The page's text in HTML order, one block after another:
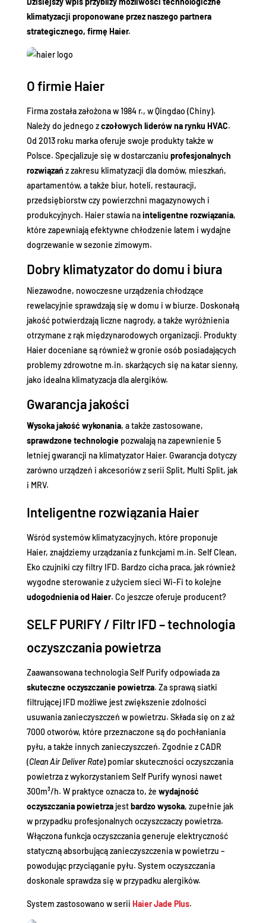
klimatyzacji proponowane przez naszego partnera
strategicznego, firmę Haier.
O firmie Haier
Firma została założona w 1984 r., w Qingdao (Chiny).
Należy do jednego zczołowych liderów na rynku HVAC.
Od 2013 roku marka oferuje swoje produkty także w
Polsce. Specjalizuje się w dostarczaniu profesjonalnych
rozwiązań z zakresu klimatyzacji dla domów, mieszkań,
apartamentów, a także biur, hoteli, restauracji,
przedsiębiorstw czy powierzchni magazynowych i
produkcyjnych. Haier stawia nainteligentne rozwiązania,
które zapewniają efektywne chłodzenie latem i wydajne
dogrzewanie w sezonie zimowym.
Dobry klimatyzator do domu i biura
Niezawodne, nowoczesne urządzenia chłodzące
rewelacyjnie sprawdzają się w domu i w biurze. Doskonałą
jakość potwierdzają liczne nagrody, a także wyróżnienia
otrzymane z rąk międzynarodowych organizacji. Produkty
Haier doceniane są również w gronie osób posiadających
problemy zdrowotne m.in. skarżących się na katar sienny,
jako idealna klimatyzacja dla alergików.
Gwarancja jakości
Wysoka jakość wykonania, a także zastosowane,
sprawdzone technologiepozwalają na zapewnienie 5
letniej gwarancji na klimatyzator Haier. Gwarancja dotyczy
zarówno urządzeń i akcesoriów z serii Split, Multi Split, jak
i MRV.
Inteligentne rozwiązania Haier
Wśród systemów klimatyzacyjnych, które proponuje
Haier, znajdziemy urządzania z funkcjami m.in. Self Clean,
Eko czujniki czy filtry IFD. Bardzo cicha praca, jak również
wygodne sterowanie z użyciem sieci Wi-Fi to kolejne
udogodnienia od Haier. Co jeszcze oferuje producent?
SELF PURIFY / Filtr IFD – technologia
oczyszczania powietrza
Zaawansowana technologia Self Purify odpowiada za
skuteczne oczyszczanie powietrza. Za sprawą siatki
filtrującej IFD możliwe jest zwiększenie zdolności
usuwania zanieczyszczeń w powietrzu. Składa się on z aż
7000 otworów, które przeznaczone są do pochłaniania
pyłu, a także innych zanieczyszczeń. Zgodnie z CADR
(Clean Air Deliver Rate) pomiar skuteczności oczyszczania
powietrza z wykorzystaniem Self Purify wynosi nawet
300m³/h. W praktyce oznacza to, że wydajność
oczyszczania powietrzajestbardzo wysoka, zupełnie jak
w przypadku profesjonalnych oczyszczaczy powietrza.
Włączona funkcja oczyszczania generuje elektryczność
statyczną absorbującą zanieczyszczenia w powietrzu –
powodując przyciąganie pyłu. System oczyszczania
doskonale sprawdza się w przypadku alergików.
System zastosowano w serii Haier Jade Plus.